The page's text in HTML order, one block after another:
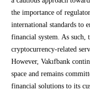
the importance of
international standards to
financial system. As such,
cryptocurrency-related
However, Vakıfbank
space and remains
financial solutions to its